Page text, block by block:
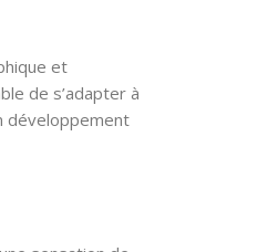
et
de s’adapter à
développement